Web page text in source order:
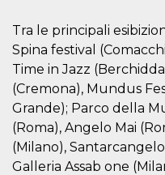
Tra le principali
Spina festival
Time in Jazz
(Cremona), Mundus
Grande); Parco della
(Roma), Angelo Mai
(Milano),
Galleria Assab one
datr